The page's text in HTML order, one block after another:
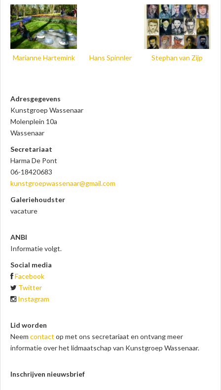
Marianne Hartemink Hans Spinnler Stephan van Zijp
Adresgegevens
Kunstgroep Wassenaar
Molenplein 10a
Wassenaar
Secretariaat
Harma De Pont
06-18420683
kunstgroepwassenaar@gmail.com
Galeriehoudster
vacature
ANBI
Informatie volgt.
Social media
Facebook
Twitter
Instagram
Lid worden
Neem contact op met ons secretariaat en ontvang meer
informatie over het lidmaatschap van Kunstgroep Wassenaar.
Inschrijven nieuwsbrief